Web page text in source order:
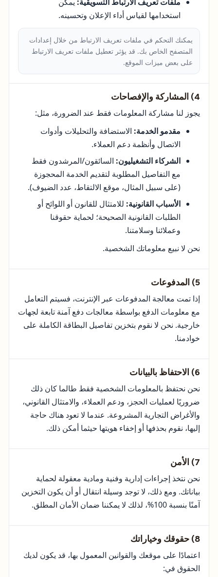
استخدامها لقياس أداء الإعلان وتحسينه.
يمكنك التحكم في ملفات تعريف الارتباط من خلال إعدادات
المتصفح الخاص بك. قد يؤثر تعطيل ملفات تعريف الارتباط
على بعض ميزات الموقع.
4) المشاركة والإفصاحات
يجوز لنا مشاركة المعلومات فقط عند الضرورة، مثل:
مقدمو الخدمة: الاستضافة والتحليلات وأدوات
الاتصال وأنظمة دعم العملاء.
الشركاء التشغيليون: السائقون/المرشدون فقط
مع التفاصيل المطلوبة لتقديم الخدمة المحجوزة
(على سبيل المثال، موقع الالتقاط، عدد الضيوف).
الأسباب القانونية: للامتثال للقانون أو اللوائح أو
الطلبات القانونية الصحيحة؛ لحماية حقوقنا
وعملائنا وسلامتنا.
نحن لا نبيع معلوماتك الشخصية.
5) المدفوعات
إذا تمت معالجة المدفوعات عبر الإنترنت، فسيتم التعامل
مع معلومات الدفع بواسطة معالجات دفع آمنة تابعة لجهات
خارجية. نحن لا نقوم بتخزين تفاصيل البطاقة الكاملة على
خوادمنا.
6) الاحتفاظ بالبيانات
نحن نحتفظ بالمعلومات الشخصية فقط طالما كان ذلك
ضروريًا لعمليات الحجز، ودعم العملاء، والامتثال القانوني،
والأغراض التجارية المشروعة. عندما لا تعود هناك حاجة
إليها، نقوم بحذفها أو إخفاء هويتها حيثما أمكن ذلك.
7) الأمن
نحن نتخذ إجراءات إدارية وفنية ومادية معقولة لحماية
بياناتك. ومع ذلك، لا توجد وسيلة انتقال أو أن يكون التخزين
آمنًا بنسبة 100%، لذلك لا يمكننا ضمان الأمان المطلق.
8) حقوقك وخياراتك
اعتمادًا على موقعك والقوانين المعمول بها، قد يكون لديك
الحقوق في: